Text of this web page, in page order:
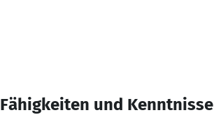
Fähigkeiten und Kenntnisse